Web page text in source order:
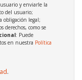
y enviarle la
del usuario;
obligación legal;
derechos, como se
: Puede
en nuestra Política
.